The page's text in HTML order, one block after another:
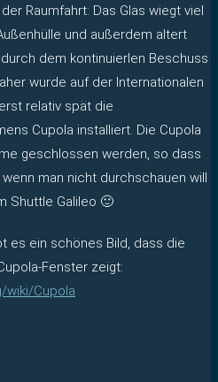
Raumfahrt: Das Glas wiegt viel
und außerdem altert
dem kontinuierlen Beschuss
wurde auf der Internationalen
relativ spät die
Cupola installiert. Die Cupola
geschlossen werden, so dass
man nicht durchschauen will
Shuttle Galileo 🙂
es ein schönes Bild, dass die
Fenster zeigt:
wiki/Cupola